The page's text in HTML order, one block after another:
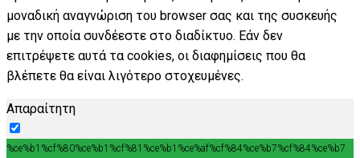
μοναδική αναγνώριση του browser σας και της συσκευής
με την οποία συνδέεστε στο διαδίκτυο. Εάν δεν
επιτρέψετε αυτά τα cookies, οι διαφημίσεις που θα
βλέπετε θα είναι λιγότερο στοχευμένες.
Απαραίτητη
%ce%b1%cf%80%ce%b1%cf%81%ce%b1%ce%af%cf%84%ce%b7%cf%84%ce%b7